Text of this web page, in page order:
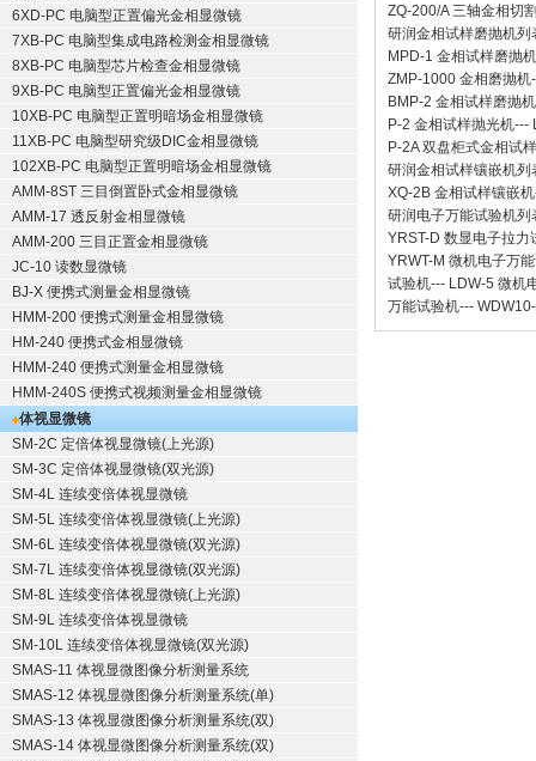
6XD-PC 电脑型正置偏光金相显微镜
7XB-PC 电脑型集成电路检测金相显微镜
8XB-PC 电脑型芯片检查金相显微镜
9XB-PC 电脑型正置偏光金相显微镜
10XB-PC 电脑型正置明暗场金相显微镜
11XB-PC 电脑型研究级DIC金相显微镜
102XB-PC 电脑型正置明暗场金相显微镜
AMM-8ST 三目倒置卧式金相显微镜
AMM-17 透反射金相显微镜
AMM-200 三目正置金相显微镜
JC-10 读数显微镜
BJ-X 便携式测量金相显微镜
HMM-200 便携式测量金相显微镜
HM-240 便携式金相显微镜
HMM-240 便携式测量金相显微镜
HMM-240S 便携式视频测量金相显微镜
体视显微镜
SM-2C 定倍体视显微镜(上光源)
SM-3C 定倍体视显微镜(双光源)
SM-4L 连续变倍体视显微镜
SM-5L 连续变倍体视显微镜(上光源)
SM-6L 连续变倍体视显微镜(双光源)
SM-7L 连续变倍体视显微镜(双光源)
SM-8L 连续变倍体视显微镜(上光源)
SM-9L 连续变倍体视显微镜
SM-10L 连续变倍体视显微镜(双光源)
SMAS-11 体视显微图像分析测量系统
SMAS-12 体视显微图像分析测量系统(单)
SMAS-13 体视显微图像分析测量系统(双)
SMAS-14 体视显微图像分析测量系统(双)
ZQ-200/A 三轴金相切
研润金相试样磨抛机列
MPD-1 金相试样磨抛机
ZMP-1000 金相磨抛机
BMP-2 金相试样磨抛机
P-2 金相试样抛光机---
P-2A 双盘柜式金相试
研润金相试样镶嵌机列
XQ-2B 金相试样镶嵌机
研润电子万能试验机列
YRST-D 数显电子拉力
YRWT-M 微机电子万
试验机--- LDW-5 微机
万能试验机---